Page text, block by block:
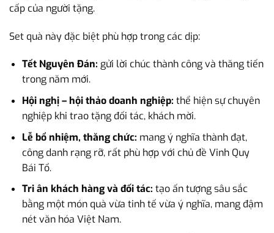
cấp của người tặng.
Set quà này đặc biệt phù hợp trong các dịp:
Tết Nguyên Đán: gửi lời chúc thành công và thăng tiến
trong năm mới.
Hội nghị – hội thảo doanh nghiệp: thể hiện sự chuyên
nghiệp khi trao tặng đối tác, khách mời.
Lễ bổ nhiệm, thăng chức: mang ý nghĩa thành đạt,
công danh rạng rỡ, rất phù hợp với chủ đề Vinh Quy
Bái Tổ.
Tri ân khách hàng và đối tác: tạo ấn tượng sâu sắc
bằng một món quà vừa tinh tế vừa ý nghĩa, mang đậm
nét văn hóa Việt Nam.